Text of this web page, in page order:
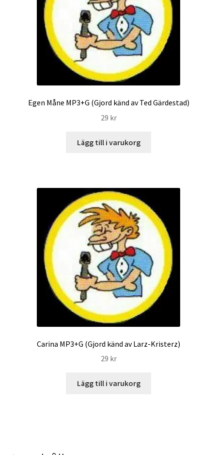
Egen Måne MP3+G (Gjord känd av Ted Gärdestad)
29 kr
Lägg till i varukorg
Carina MP3+G (Gjord känd av Larz-Kristerz)
29 kr
Lägg till i varukorg